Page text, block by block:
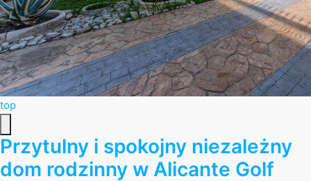
top
Przytulny i spokojny niezależny
dom rodzinny w Alicante Golf